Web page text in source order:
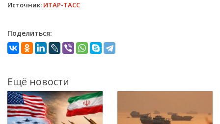
Источник: ИТАР-ТАСС
Поделиться:
Ещё новости